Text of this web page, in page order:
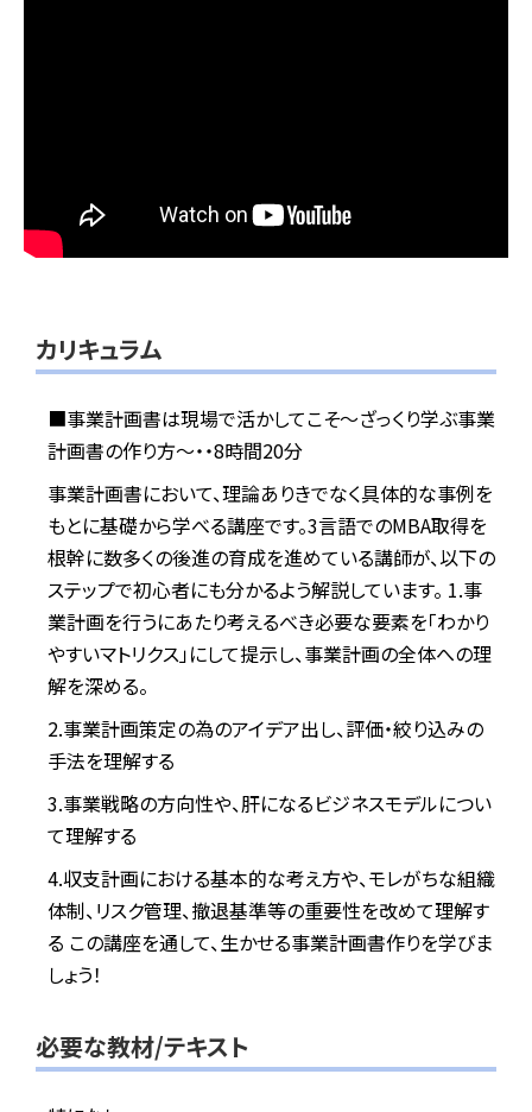
カリキュラム
■事業計画書は現場で活かしてこそ〜ざっくり学ぶ事業
計画書の作り方〜・・8時間20分
事業計画書において、理論ありきでなく具体的な事例を
もとに基礎から学べる講座です。3言語でのMBA取得を
根幹に数多くの後進の育成を進めている講師が、以下の
ステップで初心者にも分かるよう解説しています。 1.事
業計画を行うにあたり考えるべき必要な要素を「わかり
やすいマトリクス」にして提示し、事業計画の全体への理
解を深める。
2.事業計画策定の為のアイデア出し、評価・絞り込みの
手法を理解する
3.事業戦略の方向性や、肝になるビジネスモデルについ
て理解する
4.収支計画における基本的な考え方や、モレがちな組織
体制、リスク管理、撤退基準等の重要性を改めて理解す
る この講座を通して、生かせる事業計画書作りを学びま
しょう！
必要な教材/テキスト